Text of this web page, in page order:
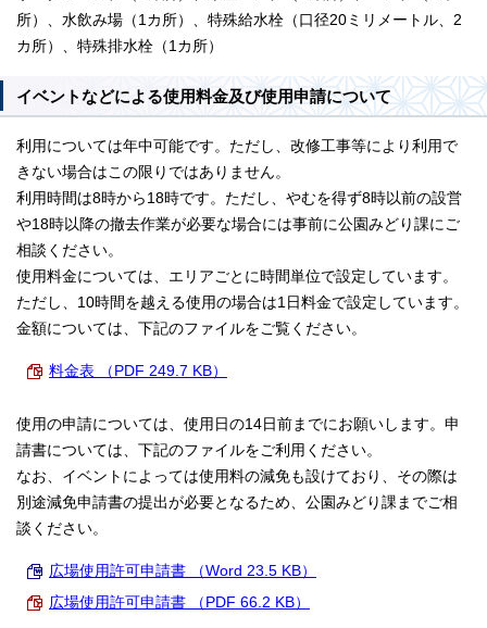
所）、水飲み場（1カ所）、特殊給水栓（口径20ミリメートル、2
カ所）、特殊排水栓（1カ所）
イベントなどによる使用料金及び使用申請について
利用については年中可能です。ただし、改修工事等により利用で
きない場合はこの限りではありません。
利用時間は8時から18時です。ただし、やむを得ず8時以前の設営
や18時以降の撤去作業が必要な場合には事前に公園みどり課にご
相談ください。
使用料金については、エリアごとに時間単位で設定しています。
ただし、10時間を越える使用の場合は1日料金で設定しています。
金額については、下記のファイルをご覧ください。
料金表 （PDF 249.7 KB）
使用の申請については、使用日の14日前までにお願いします。申
請書については、下記のファイルをご利用ください。
なお、イベントによっては使用料の減免も設けており、その際は
別途減免申請書の提出が必要となるため、公園みどり課までご相
談ください。
広場使用許可申請書 （Word 23.5 KB）
広場使用許可申請書 （PDF 66.2 KB）